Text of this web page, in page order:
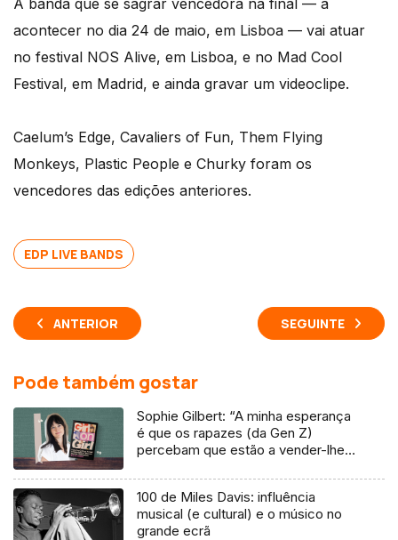
acontecer no dia 24 de maio, em Lisboa — vai atuar
no festival NOS Alive, em Lisboa, e no Mad Cool
Festival, em Madrid, e ainda gravar um videoclipe.
Caelum’s Edge, Cavaliers of Fun, Them Flying
Monkeys, Plastic People e Churky foram os
vencedores das edições anteriores.
EDP LIVE BANDS
ANTERIOR SEGUINTE
Pode também gostar
Sophie Gilbert: “A minha esperança
é que os rapazes (da Gen Z)
percebam que estão a vender-lhes
100 de Miles Davis: influência
musical (e cultural) e o músico no
grande ecrã